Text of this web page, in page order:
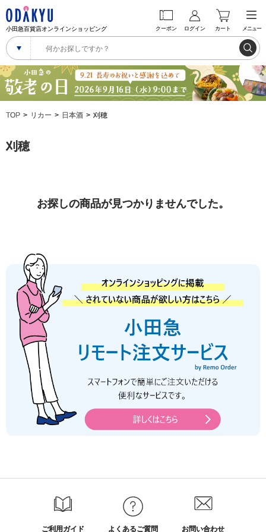
小田急百貨店オンラインショッピング クーポン ログイン カート メニュー
TOP リカー 日本酒 刈穂
刈穂
お探しの商品が見つかりませんでした。
ご利用ガイド よくあるご質問 お問い合わせ